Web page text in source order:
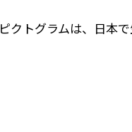
クトグラムは、日本